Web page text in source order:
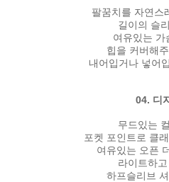
팔꿈치를 자연스
길이의 슬
여유있는 가
힙을 커버해
내어입거나 넣어
04. 디
무드있는
포켓 포인트로 클
여유있는 오픈
라이트하
하프슬리브